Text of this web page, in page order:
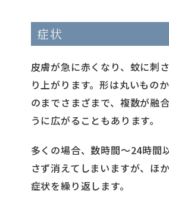
症状
皮膚が急に赤くなり、蚊に刺
り上がります。形は丸いもの
のまでさまざまで、複数が融
うに広がることもあります。
多くの場合、数時間〜24時間
さず消えてしまいますが、ほ
症状を繰り返します。